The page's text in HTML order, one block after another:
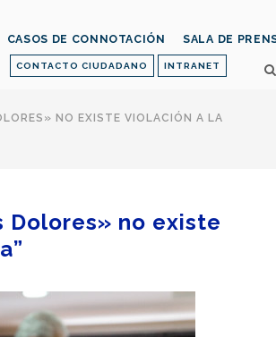
CONTACTO CIUDADANO INTRANET
CASOS DE CONNOTACIÓN SALA DE
NO EXISTE VIOLACIÓN A LA
Dolores» no existe